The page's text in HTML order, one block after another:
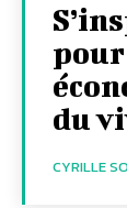
du
CYRILLE